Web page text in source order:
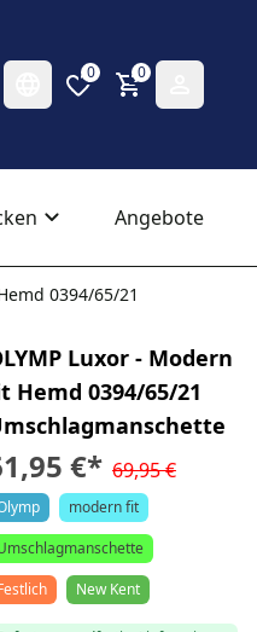
0 0
Angebote
0394/65/21
Luxor - Modern
Hemd 0394/65/21
€* 69,95 €
modern fit
New Kent